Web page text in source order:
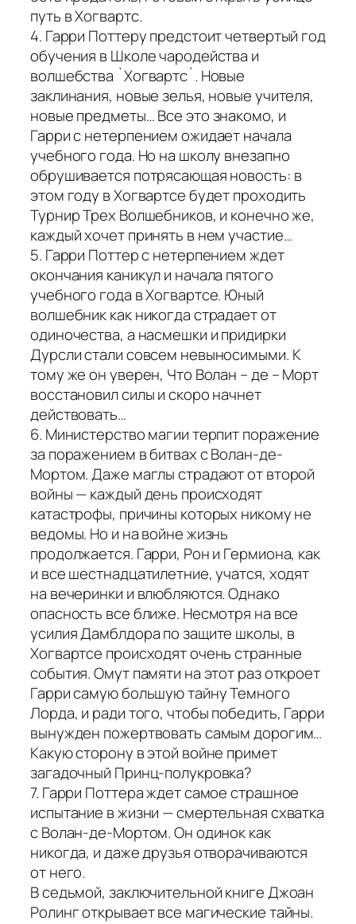
путь в Хогвартс.
4. Гарри Поттеру предстоит четвертый год
обучения в Школе чародейства и
волшебства `Хогвартс`. Новые
заклинания, новые зелья, новые учителя,
новые предметы… Все это знакомо, и
Гарри с нетерпением ожидает начала
учебного года. Но на школу внезапно
обрушивается потрясающая новость: в
этом году в Хогвартсе будет проходить
Турнир Трех Волшебников, и конечно же,
каждый хочет принять в нем участие…
5. Гарри Поттер с нетерпением ждет
окончания каникул и начала пятого
учебного года в Хогвартсе. Юный
волшебник как никогда страдает от
одиночества, а насмешки и придирки
Дурсли стали совсем невыносимыми. К
тому же он уверен, Что Волан – де – Морт
восстановил силы и скоро начнет
действовать…
6. Министерство магии терпит поражение
за поражением в битвах с Волан-де-
Мортом. Даже маглы страдают от второй
войны — каждый день происходят
катастрофы, причины которых никому не
ведомы. Но и на войне жизнь
продолжается. Гарри, Рон и Гермиона, как
и все шестнадцатилетние, учатся, ходят
на вечеринки и влюбляются. Однако
опасность все ближе. Несмотря на все
усилия Дамблдора по защите школы, в
Хогвартсе происходят очень странные
события. Омут памяти на этот раз откроет
Гарри самую большую тайну Темного
Лорда, и ради того, чтобы победить, Гарри
вынужден пожертвовать самым дорогим…
Какую сторону в этой войне примет
загадочный Принц-полукровка?
7. Гарри Поттера ждет самое страшное
испытание в жизни — смертельная схватка
с Волан-де-Мортом. Он одинок как
никогда, и даже друзья отворачиваются
от него.
В седьмой, заключительной книге Джоан
Ролинг открывает все магические тайны.